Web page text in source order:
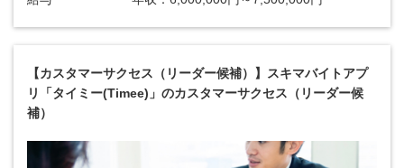
【カスタマーサクセス（リーダー候補）】スキマバイトアプ
リ「タイミー(Timee)」のカスタマーサクセス（リーダー候
補）